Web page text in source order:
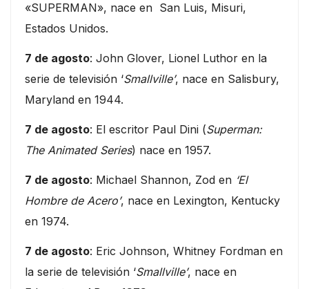
«SUPERMAN», nace en San Luis, Misuri,
Estados Unidos.
7 de agosto: John Glover, Lionel Luthor en la
serie de televisión ‘Smallville’, nace en Salisbury,
Maryland en 1944.
7 de agosto: El escritor Paul Dini (Superman:
The Animated Series) nace en 1957.
7 de agosto: Michael Shannon, Zod en ‘El
Hombre de Acero’, nace en Lexington, Kentucky
en 1974.
7 de agosto: Eric Johnson, Whitney Fordman en
la serie de televisión ‘Smallville’, nace en